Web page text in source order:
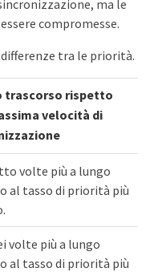
ma le
compromesse.
tra le priorità.
trascorso rispetto
velocità di
volte più a lungo
al tasso di priorità più
volte più a lungo
al tasso di priorità più